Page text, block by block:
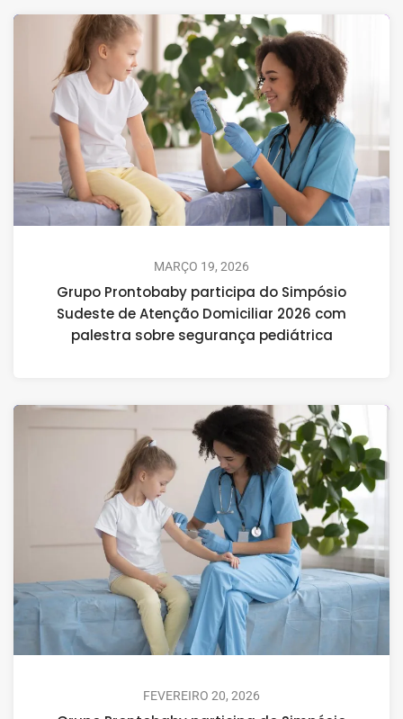
MARÇO 19, 2026
Grupo Prontobaby participa do Simpósio
Sudeste de Atenção Domiciliar 2026 com
palestra sobre segurança pediátrica
FEVEREIRO 20, 2026